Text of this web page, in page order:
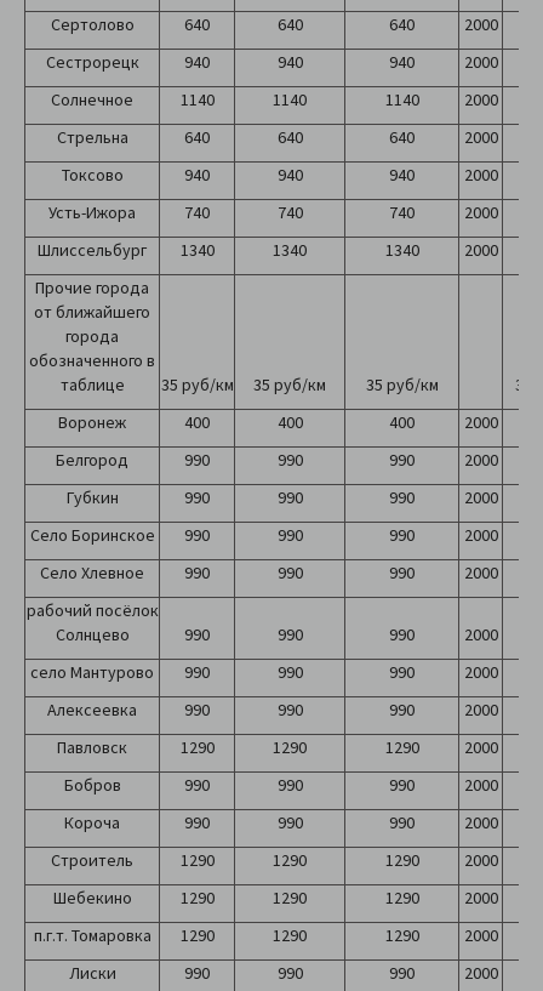
Сертолово
640 640 640 2000
Сестрорецк
940 940 940 2000
Солнечное
1140 1140 1140 2000
Стрельна
640 640 640 2000
Токсово
940 940 940 2000
Усть-Ижора
740 740 740 2000
Шлиссельбург
1340 1340 1340 2000
Прочие города
от ближайшего
города
обозначенного в
таблице
35 руб/км 35 руб/км 35 руб/км
35
Воронеж
400 400 400 2000
Белгород
990 990 990 2000
Губкин
990 990 990 2000
Село Боринское
990 990 990 2000
Село Хлевное
990 990 990 2000
рабочий посёлок
Солнцево
990 990 990 2000
село Мантурово
990 990 990 2000
Алексеевка
990 990 990 2000
Павловск
1290 1290 1290 2000
Бобров
990 990 990 2000
Короча
990 990 990 2000
Строитель
1290 1290 1290 2000
Шебекино
1290 1290 1290 2000
п.г.т. Томаровка
1290 1290 1290 2000
Лиски
990 990 990 2000